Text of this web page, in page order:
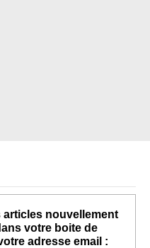
articles nouvellement
votre boite de
adresse email :